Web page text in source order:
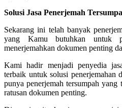
Solusi Jasa Penerjemah
Sekarang ini telah banyak
yang Kamu butuhkan untuk
menerjemahkan dokumen penting
Kami hadir menjadi penyedia
terbaik untuk solusi penerjemahan
punya penerjemah tersumpah yang
ratusan dokumen penting.